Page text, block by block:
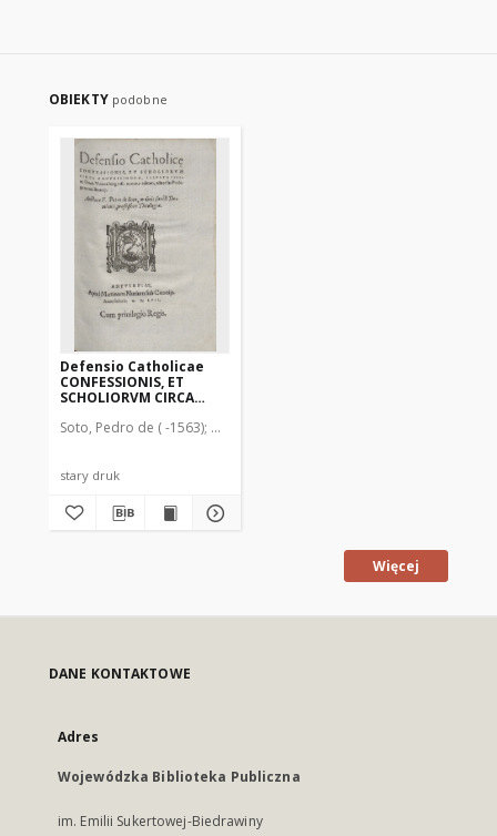
OBIEKTY podobne
Defensio Catholicae
CONFESSIONIS, ET
SCHOLIORVM CIRCA
ILLVSTRISSImi Ducis
aduersus Prolegomena
Soto, Pedro de ( -1563) Nutius, Martinus (1594-1638). Drukarz
stary druk
Więcej
DANE KONTAKTOWE
Adres
Wojewódzka Biblioteka Publiczna
im. Emilii Sukertowej-Biedrawiny